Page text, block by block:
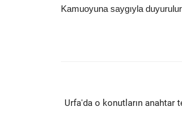
Kamuoyuna saygıyla
Urfa'da o konutların anahtar